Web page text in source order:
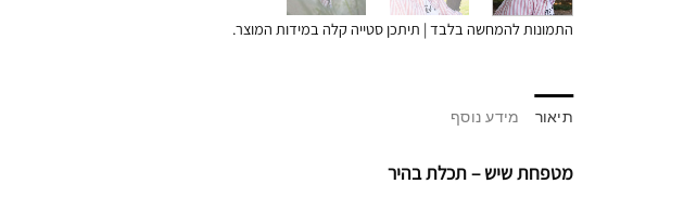
התמונות להמחשה בלבד | תיתכן סטייה קלה במידות המוצר.
תיאור מידע נוסף
מטפחת שיש – תכלת בהיר